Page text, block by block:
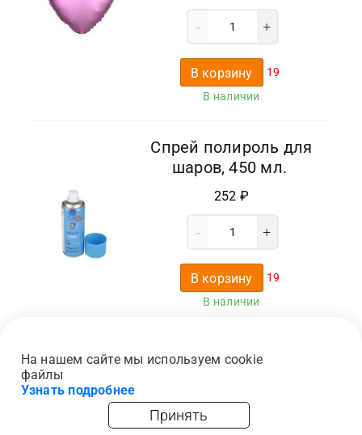
В корзину
19
В наличии
Спрей полироль для
шаров, 450 мл.
252 ₽
В корзину
19
В наличии
1 2 3 … 462
На нашем сайте мы используем cookie
файлы
Узнать подробнее
Принять